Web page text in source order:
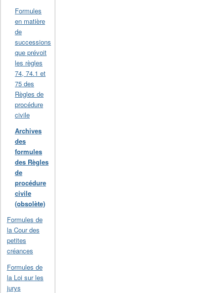
Formules
en matière
de
successions
que prévoit
les règles
74, 74.1 et
75 des
Règles de
procédure
civile
Archives
des
formules
des Règles
de
procédure
civile
(obsolète)
Formules de
la Cour des
petites
créances
Formules de
la Loi sur les
jurys